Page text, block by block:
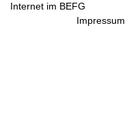
Internet im BEFG
Impressum